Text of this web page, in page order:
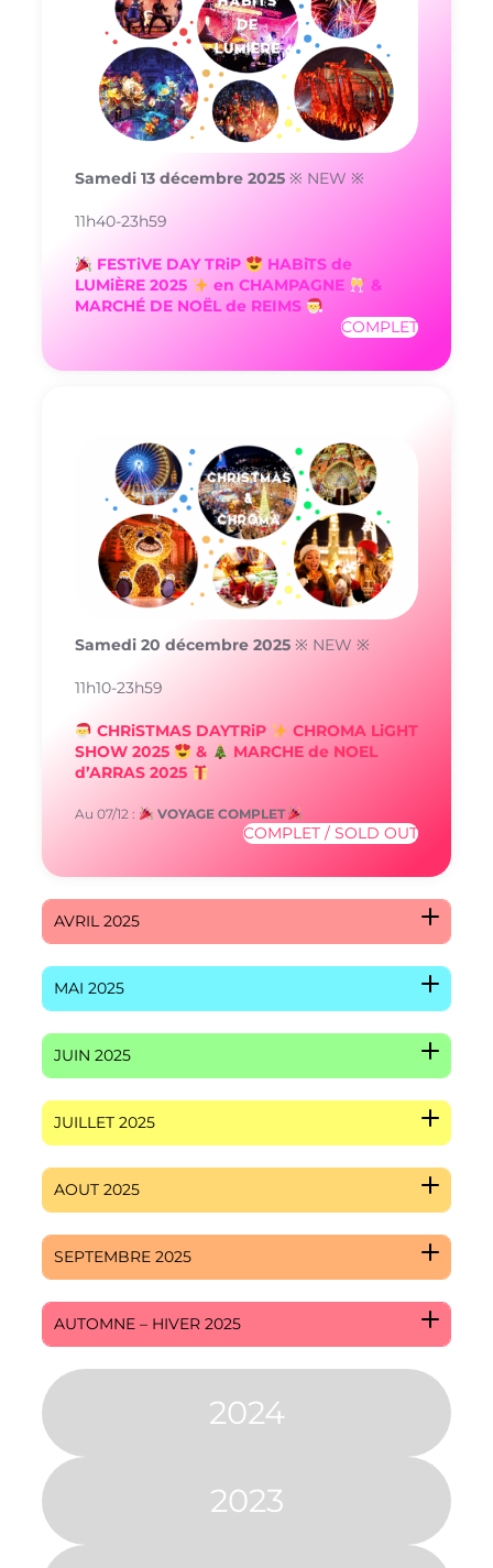
Samedi 13 décembre 2025 ※ NEW ※
11h40-23h59
FESTiVE DAY TRiP
HABiTS de
LUMiÈRE 2025
en CHAMPAGNE
&
MARCHÉ DE NOËL de REIMS
COMPLET
Samedi 20 décembre 2025 ※ NEW ※
11h10-23h59
CHRiSTMAS DAYTRiP
CHROMA LiGHT
SHOW 2025
&
MARCHE de NOEL
d’ARRAS 2025
Au 07/12 : VOYAGE COMPLET
COMPLET / SOLD OUT
AVRIL 2025
MAI 2025
JUIN 2025
JUILLET 2025
AOUT 2025
SEPTEMBRE 2025
AUTOMNE – HIVER 2025
2024
2023